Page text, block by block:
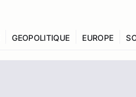
GEOPOLITIQUE EUROPE